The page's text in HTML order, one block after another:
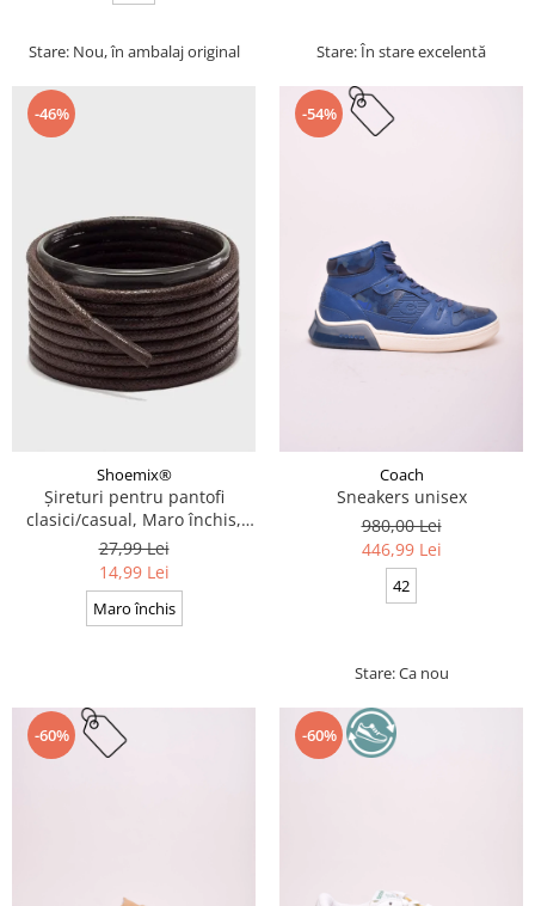
Stare: Nou, în ambalaj original Stare: În stare excelentă
-46%
Shoemix®
Șireturi pentru pantofi
clasici/casual, Maro închis,
Cerate, Calitate premium, 110
cm x 0.3 cm
27,99 Lei
14,99 Lei
Maro închis
-54%
Coach
Sneakers unisex
980,00 Lei
446,99 Lei
42
Stare: Ca nou
-60% -60%